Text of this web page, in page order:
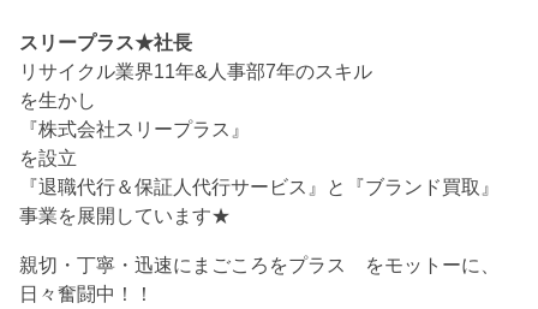
スリープラス★社長
リサイクル業界11年&人事部7年のスキル
を生かし
『株式会社スリープラス』
を設立
『退職代行＆保証人代行サービス』と『ブランド買取』
事業を展開しています★
親切・丁寧・迅速にまごころをプラス をモットーに、
日々奮闘中！！